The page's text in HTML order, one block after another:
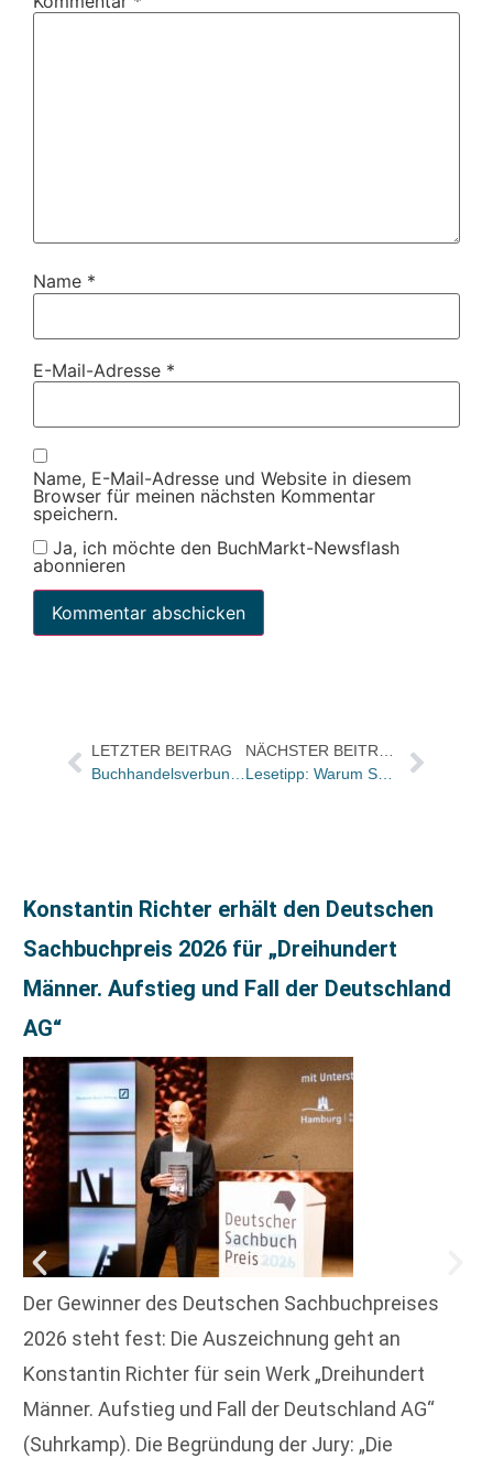
Name *
E-Mail-Adresse *
Name, E-Mail-Adresse und Website in diesem
Browser für meinen nächsten Kommentar
speichern.
Ja, ich möchte den BuchMarkt-Newsflash
abonnieren
LETZTER BEITRAG
Buchhandelsverbund 5plus wieder komplett – mit Leporello in Wien
NÄCHSTER BEITRAG
Lesetipp: Warum Social Media keine Spielwiese mehr ist
Konstantin Richter erhält den Deutschen
Sachbuchpreis 2026 für „Dreihundert
Männer. Aufstieg und Fall der Deutschland
AG“
Der Gewinner des Deutschen Sachbuchpreises
2026 steht fest: Die Auszeichnung geht an
Konstantin Richter für sein Werk „Dreihundert
Männer. Aufstieg und Fall der Deutschland AG“
(Suhrkamp). Die Begründung der Jury: „Die